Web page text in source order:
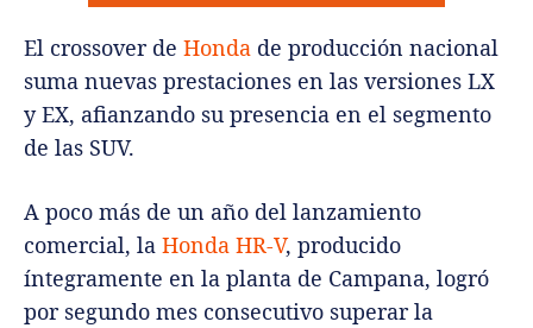
El crossover de Honda de producción nacional
suma nuevas prestaciones en las versiones LX
y EX, afianzando su presencia en el segmento
de las SUV.
A poco más de un año del lanzamiento
comercial, la Honda HR-V, producido
íntegramente en la planta de Campana, logró
por segundo mes consecutivo superar la